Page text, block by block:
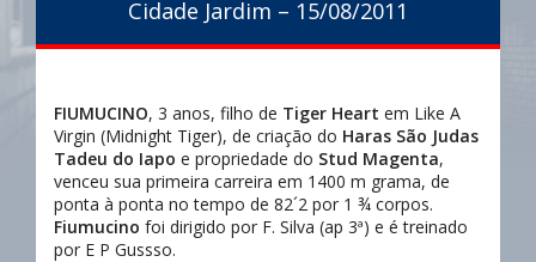
Cidade Jardim – 15/08/2011
FIUMUCINO, 3 anos, filho de Tiger Heart em Like A
Virgin (Midnight Tiger), de criação do Haras São Judas
Tadeu do Iapo e propriedade do Stud Magenta,
venceu sua primeira carreira em 1400 m grama, de
ponta à ponta no tempo de 82´2 por 1 ¾ corpos.
Fiumucino foi dirigido por F. Silva (ap 3ª) e é treinado
por E P Gussso.